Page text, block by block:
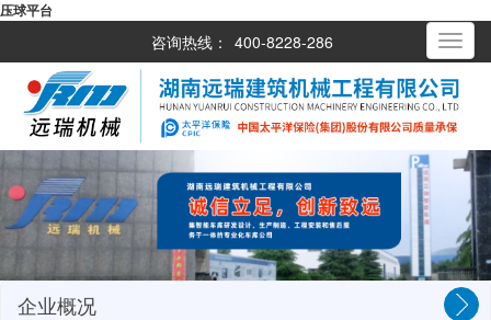
压球平台
咨询热线： 400-8228-286
企业概况
Toggle